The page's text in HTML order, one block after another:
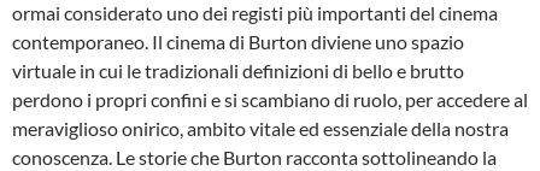
ormai considerato uno dei registi più importanti del cinema
contemporaneo. Il cinema di Burton diviene uno spazio
virtuale in cui le tradizionali definizioni di bello e brutto
perdono i propri confini e si scambiano di ruolo, per accedere al
meraviglioso onirico, ambito vitale ed essenziale della nostra
conoscenza. Le storie che Burton racconta sottolineando la